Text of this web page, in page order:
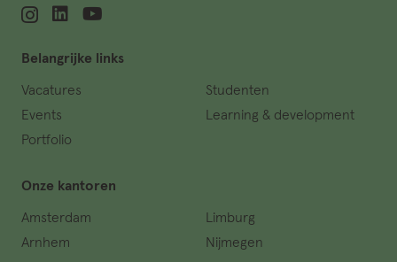
Belangrijke links
Vacatures
Events
Portfolio
Studenten
Learning & development
Onze kantoren
Amsterdam
Arnhem
Limburg
Nijmegen